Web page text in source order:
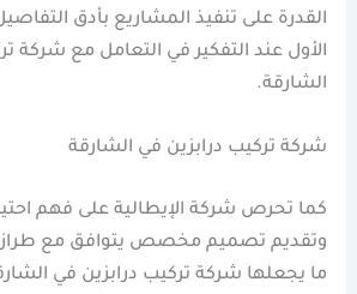
القدرة على تنفيذ المشاريع بأدق
الأول عند التفكير في التعامل مع شركة
الشارقة.
شركة تركيب درابزين في الشارقة
كما تحرص شركة الإيطالية على فهم
وتقديم تصميم مخصص يتوافق مع
ما يجعلها شركة تركيب درابزين في